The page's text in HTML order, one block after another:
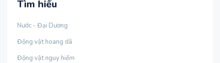
Tìm hiểu
Nước - Đại Dương
Động vật hoang dã
Động vật nguy hiểm